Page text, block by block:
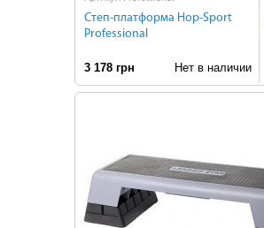
Степ-платформа Hop-Sport
Professional
3 178 грн Нет в наличии